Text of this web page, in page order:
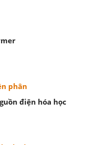
phân
điện hóa học